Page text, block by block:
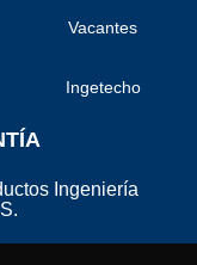
Vacantes
Ingetecho
Ingeniería